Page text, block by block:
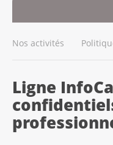
Nos activités
Ligne